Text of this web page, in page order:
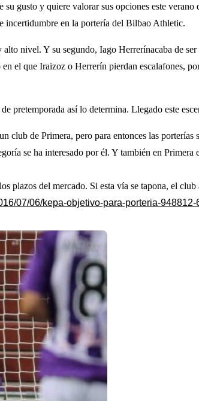
gusto y quiere valorar sus opciones este
incertidumbre en la portería del Bilbao Athletic.
nivel. Y su segundo, Iago Herrerínacaba de
el que Iraizoz o Herrerín pierdan escalafones,
pretemporada así lo determina. Llegado este
club de Primera, pero para entonces las
se ha interesado por él. Y también en
plazos del mercado. Si esta vía se tapona, el
07/06/kepa-objetivo-para-porteria-948812-